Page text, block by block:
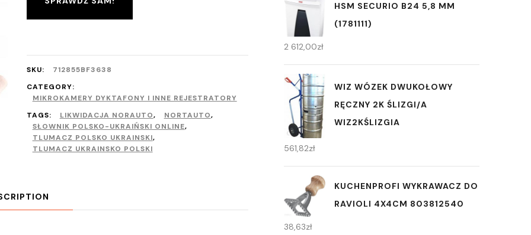
SKU:
712855BF3638
CATEGORY:
MIKROKAMERY DYKTAFONY I INNE REJESTRATORY
TAGS:
LIKWIDACJA NORAUTO, NORTAUTO,
SŁOWNIK POLSKO-UKRAIŃSKI ONLINE,
TLUMACZ POLSKO UKRAINSKI,
TLUMACZ UKRAINSKO POLSKI
HSM SECURIO B24 5,8 MM
(1781111)
2 612,00zł
WIZ WÓZEK DWUKOŁOWY
RĘCZNY 2K ŚLIZGI/A
WIZ2KŚLIZGIA
561,82zł
KUCHENPROFI WYKRAWACZ DO
RAVIOLI 4X4CM 803812540
38,63zł